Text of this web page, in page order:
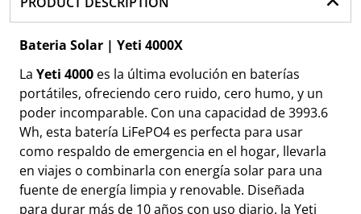
Bateria Solar | Yeti 4000X
La Yeti 4000 es la última evolución en baterías
portátiles, ofreciendo cero ruido, cero humo, y un
poder incomparable. Con una capacidad de 3993.6
Wh, esta batería LiFePO4 es perfecta para usar
como respaldo de emergencia en el hogar, llevarla
en viajes o combinarla con energía solar para una
fuente de energía limpia y renovable. Diseñada
para durar más de 10 años con uso diario, la Yeti